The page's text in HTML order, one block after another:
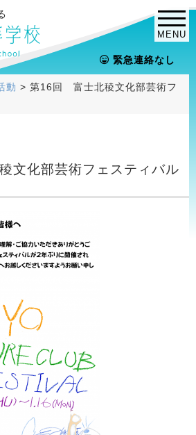
MENU
緊急連絡なし
動 > 第16回 富士北稜文化部芸術フ
文化部芸術フェスティバル